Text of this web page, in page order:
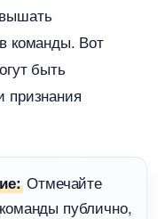
команды. Вот
быть
признания
Отмечайте
публично,